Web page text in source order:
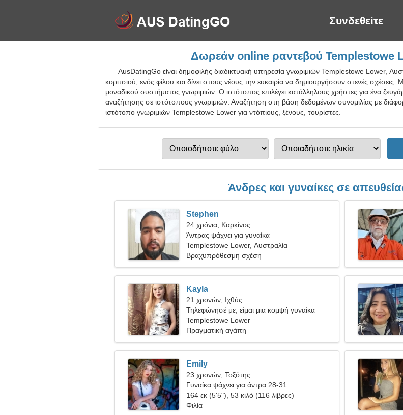
Συνδεθείτε
Δωρεάν online ραντεβού Templestowe
AusDatingGo είναι δημοφιλής διαδικτυακή υπηρεσία γνωριμιών Templestowe Lower,
κοριτσιού, ενός φίλου και δίνει στους νέους την ευκαιρία να δημιουργήσουν στενές
μοναδικού συστήματος γνωριμιών. Ο ιστότοπος επιλέγει κατάλληλους χρήστες για ένα
αναζήτησης σε ιστότοπους γνωριμιών. Αναζήτηση στη βάση δεδομένων συνομιλίας με
ιστότοπο γνωριμιών Templestowe Lower για ντόπιους, ξένους, τουρίστες.
Άνδρες και γυναίκες σε
Stephen
24 χρόνια, Καρκίνος
Άντρας ψάχνει για γυναίκα
Templestowe Lower, Αυστραλία
Βραχυπρόθεσμη σχέση
Kayla
21 χρονών, Ιχθύς
Τηλεφώνησέ με, είμαι μια κομψή γυναίκα
Templestowe Lower
Πραγματική αγάπη
Emily
23 χρονών, Τοξότης
Γυναίκα ψάχνει για άντρα 28-31
164 εκ (5'5"), 53 κιλό (116 λίβρες)
Φιλία